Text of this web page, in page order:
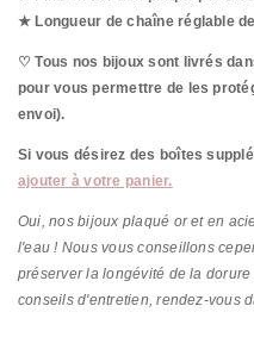
★ Longueur de chaîne réglable
♡ Tous nos bijoux sont livrés
pour vous permettre de les
envoi).
Si vous désirez des boîtes
ajouter à votre panier.
Oui, nos bijoux plaqué or et en
l'eau ! Nous vous conseillons
préserver la longévité de la
conseils d'entretien, rendez-vous